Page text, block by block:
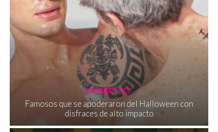
CELEBRIDADES
Famosos que se apoderaron del Halloween con
disfraces de alto impacto